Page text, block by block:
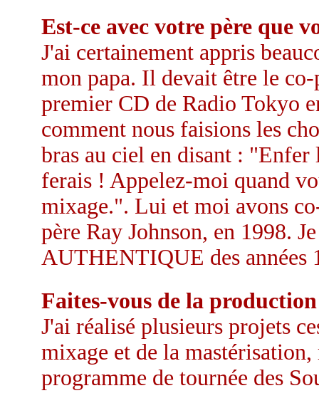
Est-ce avec votre père que
J'ai certainement appris
mon papa. Il devait être le
premier CD de Radio Tokyo
comment nous faisions les
bras au ciel en disant : "Enfer
ferais ! Appelez-moi quand
mixage.". Lui et moi avons
père Ray Johnson, en 1998.
AUTHENTIQUE des années
Faites-vous de la
J'ai réalisé plusieurs projets
mixage et de la
programme de tournée des